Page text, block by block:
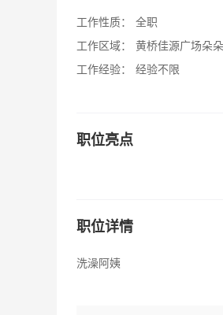
工作性质：
全职
工作区域：
黄桥佳源广场朵
工作经验：
经验不限
职位亮点
职位详情
洗澡阿姨